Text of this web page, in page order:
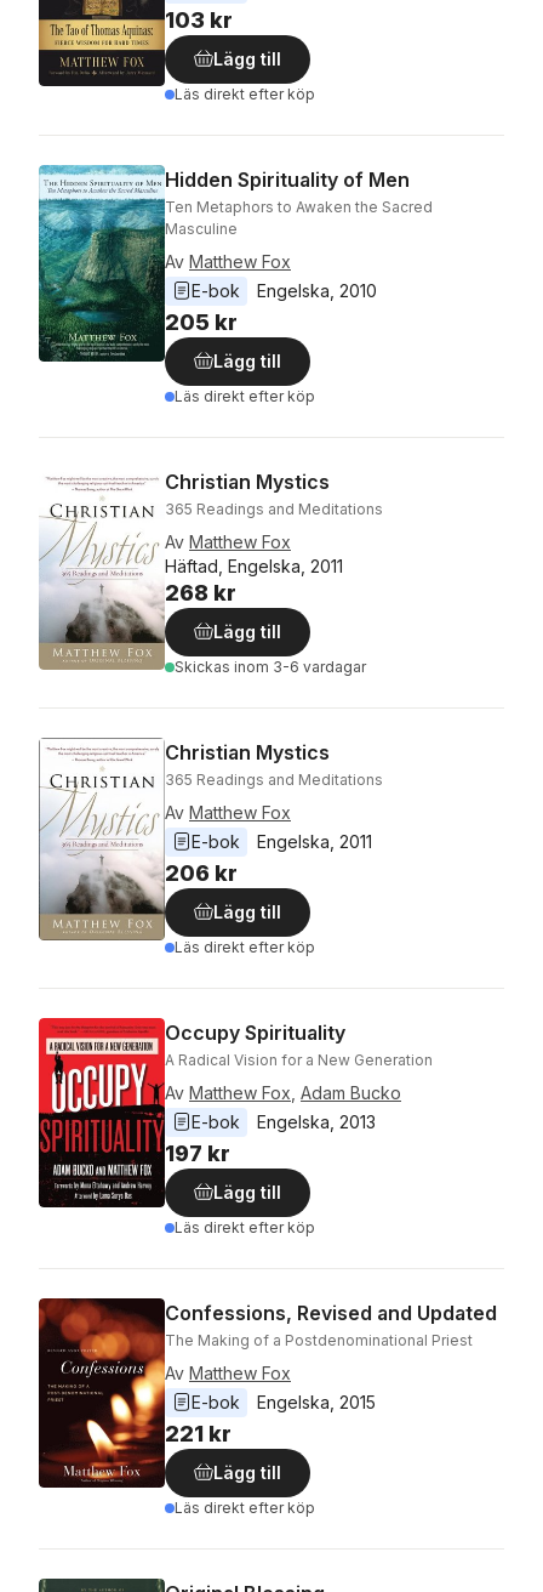
103 kr
Lägg till
Läs direkt efter köp
Hidden Spirituality of Men
Ten Metaphors to Awaken the Sacred
Masculine
Av Matthew Fox
E-bok
Engelska 2010
205 kr
Lägg till
Läs direkt efter köp
Christian Mystics
365 Readings and Meditations
Av Matthew Fox
Häftad, Engelska, 2011
268 kr
Lägg till
Skickas inom 3-6 vardagar
Christian Mystics
365 Readings and Meditations
Av Matthew Fox
E-bok
Engelska 2011
206 kr
Lägg till
Läs direkt efter köp
Occupy Spirituality
A Radical Vision for a New Generation
Av Matthew Fox Adam Bucko
E-bok
Engelska 2013
197 kr
Lägg till
Läs direkt efter köp
Confessions, Revised and Updated
The Making of a Postdenominational Priest
Av Matthew Fox
E-bok
Engelska 2015
221 kr
Lägg till
Läs direkt efter köp